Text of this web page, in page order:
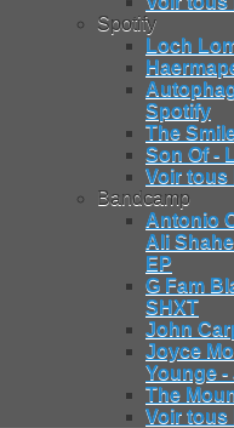
Spotify
Loch
Spotify
The
Son Of -
Voir tous
Bandcamp
Antonio
Ali
EP
G Fam
SHXT
John
Joyce
Younge -
The
Voir tous